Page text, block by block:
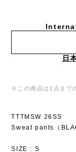
日
※この商品は1点まで
TTTMSW 26SS
Sweat pants（
SIZE : S